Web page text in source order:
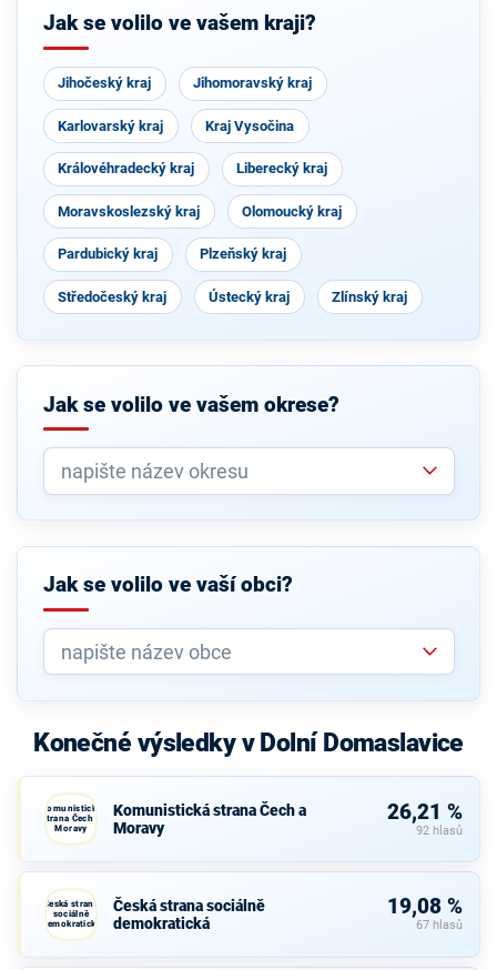
strana
Jak se volilo ve vašem kraji?
Jihočeský kraj Jihomoravský kraj
Karlovarský kraj Kraj Vysočina
Královéhradecký kraj Liberecký kraj
Moravskoslezský kraj Olomoucký kraj
Pardubický kraj Plzeňský kraj
Středočeský kraj Ústecký kraj Zlínský kraj
Jak se volilo ve vašem okrese?
Jak se volilo ve vaší obci?
Konečné výsledky v Dolní Domaslavice
Komunistická
strana Čech a
Moravy
Komunistická strana Čech a
Moravy
26,21 %
92 hlasů
Česká strana
sociálně
demokratická
Česká strana sociálně
demokratická
19,08 %
67 hlasů